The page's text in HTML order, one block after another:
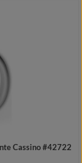
Cassino #42722